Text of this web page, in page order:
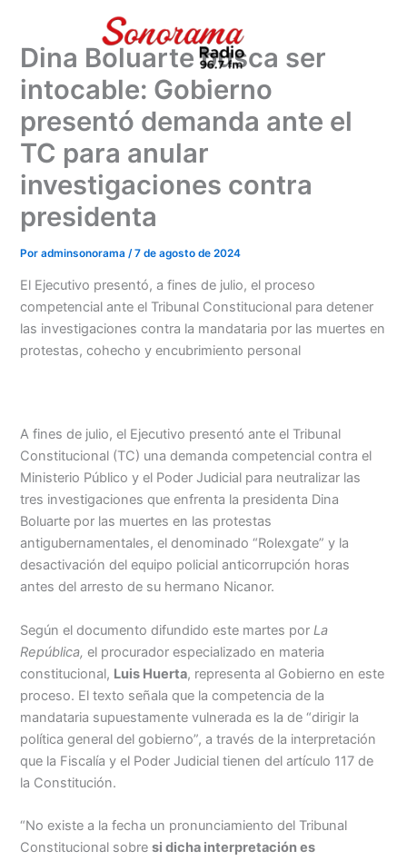
contenido
Menu
Dina Boluarte busca ser
intocable: Gobierno
presentó demanda ante el
TC para anular
investigaciones contra
presidenta
Poradminsonorama/7 de agosto de 2024
El Ejecutivo presentó, a fines de julio, el proceso
competencial ante el Tribunal Constitucional para detener
las investigaciones contra la mandataria por las muertes en
protestas, cohecho y encubrimiento personal
A fines de julio, el Ejecutivo presentó ante el Tribunal
Constitucional (TC) una demanda competencial contra el
Ministerio Público y el Poder Judicial para neutralizar las
tres investigaciones que enfrenta la presidenta Dina
Boluarte por las muertes en las protestas
antigubernamentales, el denominado “Rolexgate” y la
desactivación del equipo policial anticorrupción horas
antes del arresto de su hermano Nicanor.
Según el documento difundido este martes por La
República, el procurador especializado en materia
constitucional, Luis Huerta, representa al Gobierno en este
proceso. El texto señala que la competencia de la
mandataria supuestamente vulnerada es la de “dirigir la
política general del gobierno”, a través de la interpretación
que la Fiscalía y el Poder Judicial tienen del artículo 117 de
la Constitución.
“No existe a la fecha un pronunciamiento del Tribunal
Constitucional sobresi dicha interpretación es